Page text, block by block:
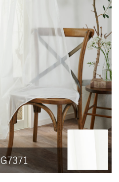
1.5倍の生地を利用し、上部を2つ
りとした印象になるベーシックな
(価格は税込です)
～200 201～300 301～400
円 18,150円
22,440 29,920円